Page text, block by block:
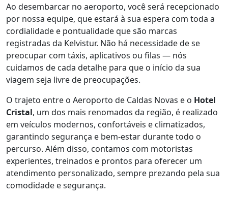
Ao desembarcar no aeroporto, você será recepcionado
por nossa equipe, que estará à sua espera com toda a
cordialidade e pontualidade que são marcas
registradas da Kelvistur. Não há necessidade de se
preocupar com táxis, aplicativos ou filas — nós
cuidamos de cada detalhe para que o início da sua
viagem seja livre de preocupações.
O trajeto entre o Aeroporto de Caldas Novas e o Hotel
Cristal, um dos mais renomados da região, é realizado
em veículos modernos, confortáveis e climatizados,
garantindo segurança e bem-estar durante todo o
percurso. Além disso, contamos com motoristas
experientes, treinados e prontos para oferecer um
atendimento personalizado, sempre prezando pela sua
comodidade e segurança.